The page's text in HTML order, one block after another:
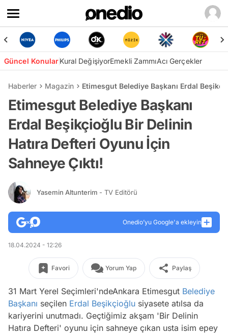
Güncel KonularKural DeğişiyorEmekli ZammıAcı Gerçekler
Haberler Magazin Etimesgut Belediye Başkanı Erdal
Etimesgut Belediye Başkanı
Erdal Beşikçioğlu Bir Delinin
Hatıra Defteri Oyunu İçin
Sahneye Çıktı!
Yasemin Altunterim - TV Editörü
Onedio’yu Google'a ekleyin
18.04.2024 - 12:26
Favori Yorum Yap Paylaş
31 Mart Yerel Seçimleri'ndeAnkara Etimesgut Belediye
Başkanı seçilen Erdal Beşikçioğlu siyasete atılsa da
kariyerini unutmadı. Geçtiğimiz akşam 'Bir Delinin
Hatıra Defteri' oyunu için sahneye çıkan usta isim epey